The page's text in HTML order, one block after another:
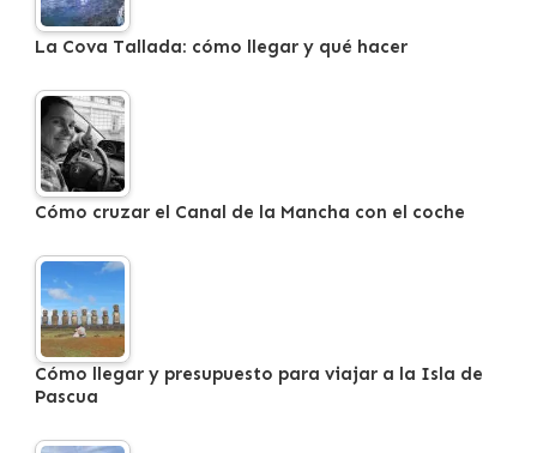
La Cova Tallada: cómo llegar y qué hacer
Cómo cruzar el Canal de la Mancha con el coche
Cómo llegar y presupuesto para viajar a la Isla de
Pascua